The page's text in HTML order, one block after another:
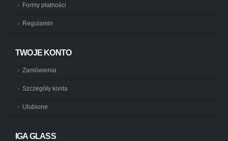
Formy płatności
Regulamin
TWOJE KONTO
Zamówienia
Szczegóły konta
Ulubione
IGA GLASS